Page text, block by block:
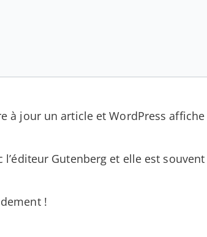
à jour un article et WordPress affiche
Gutenberg et elle est souvent
!